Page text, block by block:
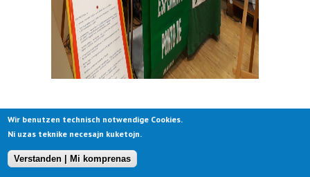
Samstag, 7.12.2019, Warstein
Allagen, REVELO-Tag 2019
Wir benutzen technisch notwendige Cookies.
Ni uzas teknike necesajn kuketojn.
Verstanden | Mi komprenas